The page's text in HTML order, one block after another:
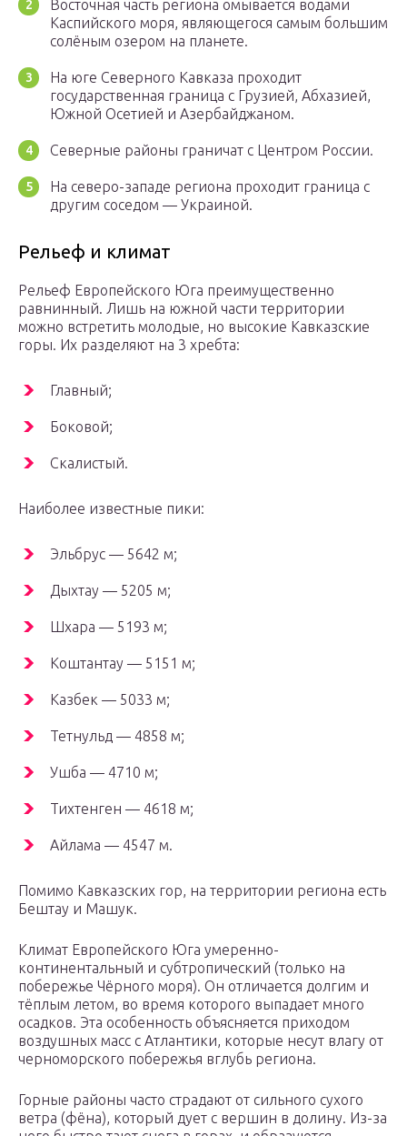
Восточная часть региона омывается водами
Каспийского моря, являющегося самым большим
солёным озером на планете.
На юге Северного Кавказа проходит
государственная граница с Грузией, Абхазией,
Южной Осетией и Азербайджаном.
Северные районы граничат с Центром России.
На северо-западе региона проходит граница с
другим соседом — Украиной.
Рельеф и климат
Рельеф Европейского Юга преимущественно
равнинный. Лишь на южной части территории
можно встретить молодые, но высокие Кавказские
горы. Их разделяют на 3 хребта:
Главный;
Боковой;
Скалистый.
Наиболее известные пики:
Эльбрус — 5642 м;
Дыхтау — 5205 м;
Шхара — 5193 м;
Коштантау — 5151 м;
Казбек — 5033 м;
Тетнульд — 4858 м;
Ушба — 4710 м;
Тихтенген — 4618 м;
Айлама — 4547 м.
Помимо Кавказских гор, на территории региона есть
Бештау и Машук.
Климат Европейского Юга умеренно-
континентальный и субтропический (только на
побережье Чёрного моря). Он отличается долгим и
тёплым летом, во время которого выпадает много
осадков. Эта особенность объясняется приходом
воздушных масс с Атлантики, которые несут влагу от
черноморского побережья вглубь региона.
Горные районы часто страдают от сильного сухого
ветра (фёна), который дует с вершин в долину. Из-за